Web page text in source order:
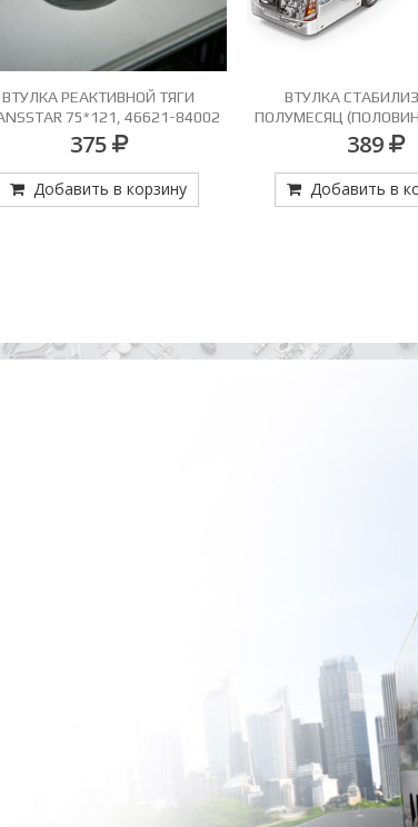
ВТУЛКА РЕАКТИВНОЙ ТЯГИ
75*121, 46621-84002
375
Добавить в корзину
ВТУЛКА
ПОЛУМЕСЯЦ
40(46641-
45(46641-
389
Добавить в